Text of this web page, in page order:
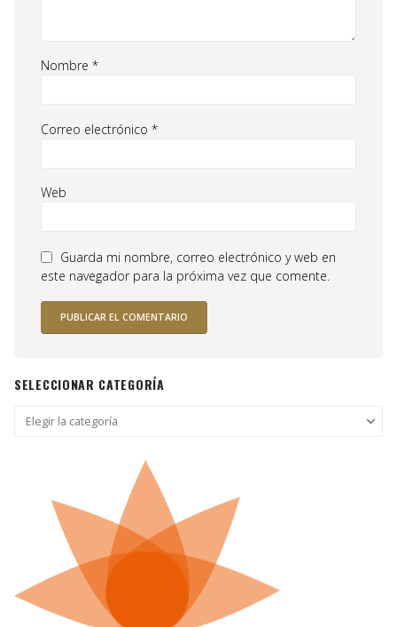
Nombre *
Correo electrónico *
Web
Guarda mi nombre, correo electrónico y web en
este navegador para la próxima vez que comente.
SELECCIONAR CATEGORÍA
Seleccionar
categoría